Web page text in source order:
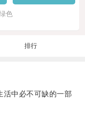
色
排行
中必不可缺的一部